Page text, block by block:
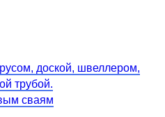
доской, швеллером,
трубой.
сваям